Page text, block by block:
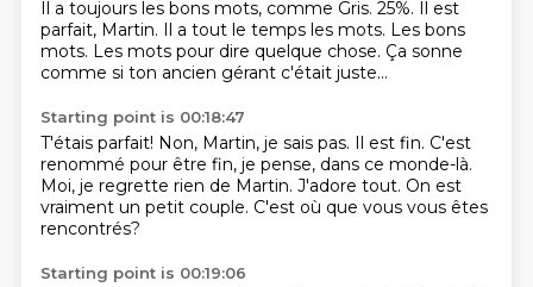
Il a toujours les bons mots, comme Gris. 25%. Il est
parfait, Martin. Il a tout le temps les mots. Les bons
mots. Les mots pour dire quelque chose. Ça sonne
comme si ton ancien gérant c'était juste...
Starting point is 00:18:47
T'étais parfait! Non, Martin, je sais pas. Il est fin. C'est
renommé pour être fin, je pense, dans ce monde-là.
Moi, je regrette rien de Martin. J'adore tout. On est
vraiment un petit couple. C'est où que vous vous êtes
rencontrés?
Starting point is 00:19:06